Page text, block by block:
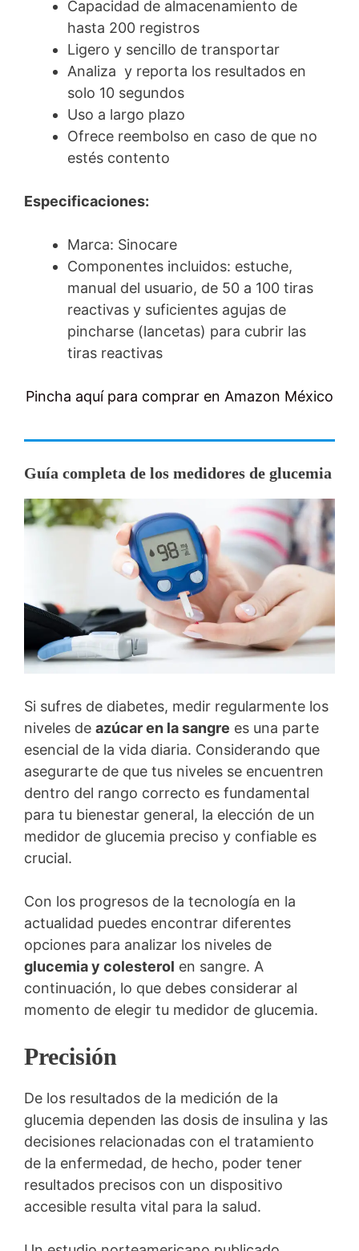
Capacidad de almacenamiento de
hasta 200 registros
Ligero y sencillo de transportar
Analiza y reporta los resultados en
solo 10 segundos
Uso a largo plazo
Ofrece reembolso en caso de que no
estés contento
Especificaciones:
Marca: Sinocare
Componentes incluidos: estuche,
manual del usuario, de 50 a 100 tiras
reactivas y suficientes agujas de
pincharse (lancetas) para cubrir las
tiras reactivas
Pincha aquí para comprar en Amazon México
Guía completa de los medidores de glucemia
Si sufres de diabetes, medir regularmente los
niveles de azúcar en la sangre es una parte
esencial de la vida diaria. Considerando que
asegurarte de que tus niveles se encuentren
dentro del rango correcto es fundamental
para tu bienestar general, la elección de un
medidor de glucemia preciso y confiable es
crucial.
Con los progresos de la tecnología en la
actualidad puedes encontrar diferentes
opciones para analizar los niveles de
glucemia y colesterol en sangre. A
continuación, lo que debes considerar al
momento de elegir tu medidor de glucemia.
Precisión
De los resultados de la medición de la
glucemia dependen las dosis de insulina y las
decisiones relacionadas con el tratamiento
de la enfermedad, de hecho, poder tener
resultados precisos con un dispositivo
accesible resulta vital para la salud.